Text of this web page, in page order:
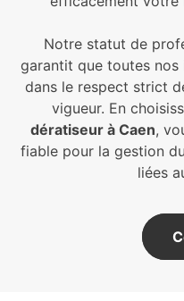
Notre statut de
garantit que toutes
dans le respect strict
vigueur. En
dératiseur à Caen,
fiable pour la gestion
liées